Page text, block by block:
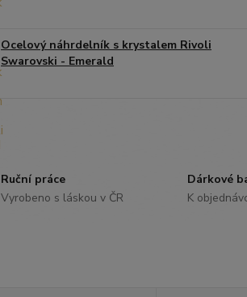
Ocelový náhrdelník s krystalem Rivoli
Swarovski - Emerald
Ruční práce
Vyrobeno s láskou v ČR
Dárkové
K